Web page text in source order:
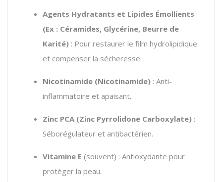
Agents Hydratants et Lipides Émollients
(Ex : Céramides, Glycérine, Beurre de
Karité) : Pour restaurer le film hydrolipidique
et compenser la sécheresse.
Nicotinamide (Nicotinamide) : Anti-
inflammatoire et apaisant.
Zinc PCA (Zinc Pyrrolidone Carboxylate) :
Séborégulateur et antibactérien.
Vitamine E (souvent) : Antioxydante pour
protéger la peau.